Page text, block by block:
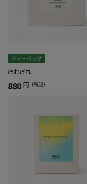
ほれぼれ
880 円 (税込)